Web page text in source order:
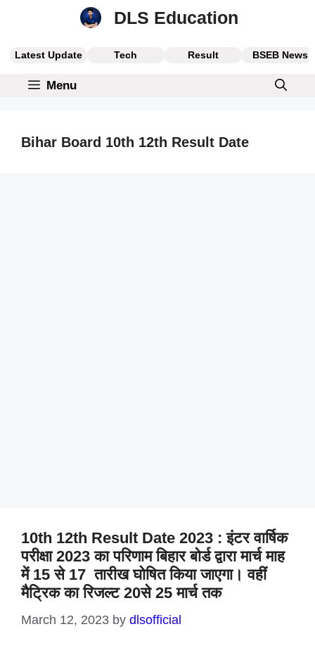
DLS Education
Latest Update Tech Result BSEB News
Menu
Bihar Board 10th 12th Result Date
10th 12th Result Date 2023 : इंटर वार्षिक
परीक्षा 2023 का परिणाम बिहार बोर्ड द्वारा मार्च माह
में 15 से 17 तारीख घोषित किया जाएगा। वहीं
मैट्रिक का रिजल्ट 20से 25 मार्च तक
March 12, 2023 by dlsofficial